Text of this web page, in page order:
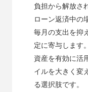
負担から解放さ
ローン返済中の
毎月の支出を抑
定に寄与します
資産を有効に活
イルを大きく変
る選択肢です。